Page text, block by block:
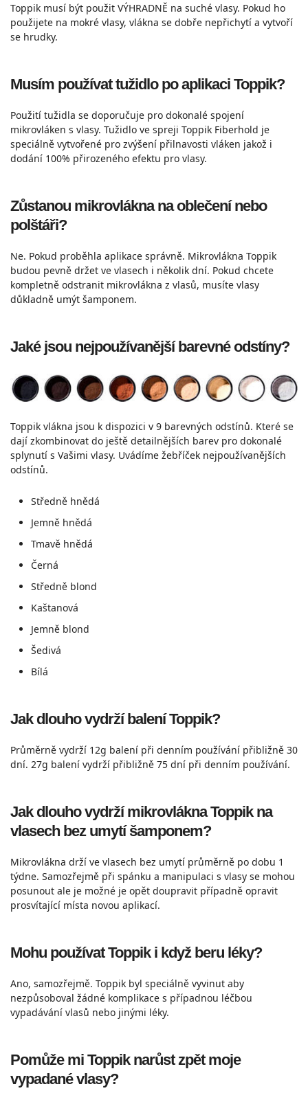
Toppik musí být použit VÝHRADNĚ na suché vlasy. Pokud ho
použijete na mokré vlasy, vlákna se dobře nepřichytí a vytvoří
se hrudky.
Musím používat tužidlo po aplikaci Toppik?
Použití tužidla se doporučuje pro dokonalé spojení
mikrovláken s vlasy. Tužidlo ve spreji Toppik Fiberhold je
speciálně vytvořené pro zvýšení přilnavosti vláken jakož i
dodání 100% přirozeného efektu pro vlasy.
Zůstanou mikrovlákna na oblečení nebo
polštáři?
Ne. Pokud proběhla aplikace správně. Mikrovlákna Toppik
budou pevně držet ve vlasech i několik dní. Pokud chcete
kompletně odstranit mikrovlákna z vlasů, musíte vlasy
důkladně umýt šamponem.
Jaké jsou nejpoužívanější barevné odstíny?
Toppik vlákna jsou k dispozici v 9 barevných odstínů. Které se
dají zkombinovat do ještě detailnějších barev pro dokonalé
splynutí s Vašimi vlasy. Uvádíme žebříček nejpoužívanějších
odstínů.
Středně hnědá
Jemně hnědá
Tmavě hnědá
Černá
Středně blond
Kaštanová
Jemně blond
Šedivá
Bílá
Jak dlouho vydrží balení Toppik?
Průměrně vydrží 12g balení při denním používání přibližně 30
dní. 27g balení vydrží přibližně 75 dní při denním používání.
Jak dlouho vydrží mikrovlákna Toppik na
vlasech bez umytí šamponem?
Mikrovlákna drží ve vlasech bez umytí průměrně po dobu 1
týdne. Samozřejmě při spánku a manipulaci s vlasy se mohou
posunout ale je možné je opět doupravit případně opravit
prosvítající místa novou aplikací.
Mohu používat Toppik i když beru léky?
Ano, samozřejmě. Toppik byl speciálně vyvinut aby
nezpůsoboval žádné komplikace s případnou léčbou
vypadávání vlasů nebo jinými léky.
Pomůže mi Toppik narůst zpět moje
vypadané vlasy?